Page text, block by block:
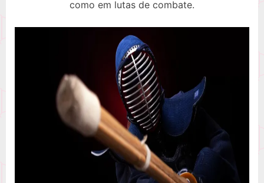
como em lutas de combate.